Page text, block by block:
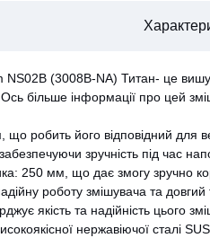
(3008B-NA) Титан- це
більше інформації про цей
робить його відповідний для
зручність під час
250 мм, що дає змогу зручно
роботу змішувача та довгий
якість та надійність цього
нержавіючої сталі